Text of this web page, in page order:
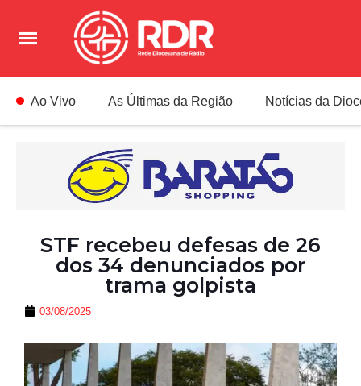
Ao Vivo As Últimas da Região Notícias da
STF recebeu defesas de 26
dos 34 denunciados por
trama golpista
03/08/2025